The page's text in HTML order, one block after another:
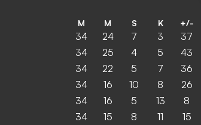
M M S K +/-
34 24 7 3 37
34 25 4 5 43
34 22 5 7 36
34 16 10 8 26
34 16 5 13 8
34 15 8 11 15